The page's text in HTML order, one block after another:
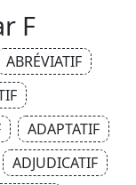
F
ABRÉVIATIF
ADAPTATIF
ADJUDICATIF